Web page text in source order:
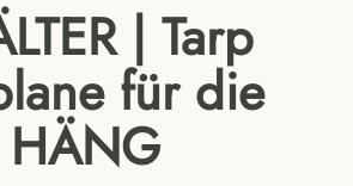
| Tarp
für die
HÄNG